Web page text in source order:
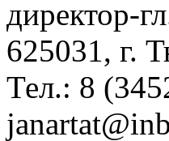
директор-
625031, г.
Тел.: 8